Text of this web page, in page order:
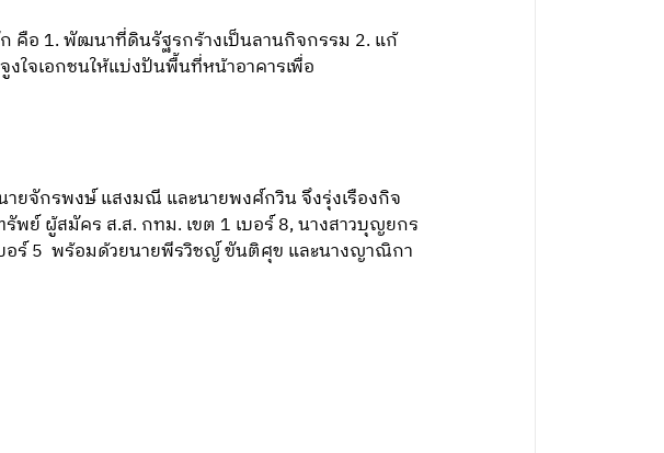
คือ 1. พัฒนาที่ดินรัฐรกร้างเป็นลานกิจกรรม 2. แก้
ใจเอกชนให้แบ่งปันพื้นที่หน้าอาคารเพื่อ
ยจักรพงษ์ แสงมณี และนายพงศ์กวิน จึงรุ่งเรืองกิจ
ย์ ผู้สมัคร ส.ส. กทม. เขต 1 เบอร์ 8, นางสาวบุญยกร
บอร์ 5 พร้อมด้วยนายพีรวิชญ์ ขันติศุข และนางญาณิกา